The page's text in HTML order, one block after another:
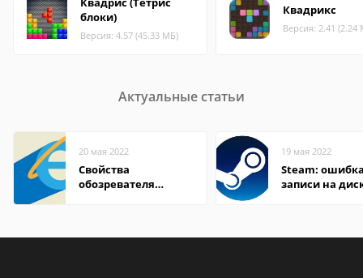
блоки)
Версия: 4.57 (45.33 МБ)
Квадрикс
Версия: 2.41 (2.24
Актуальные статьи
20 мая 2022
Свойства
обозревателя
19 мая 2022
Steam:
записи на